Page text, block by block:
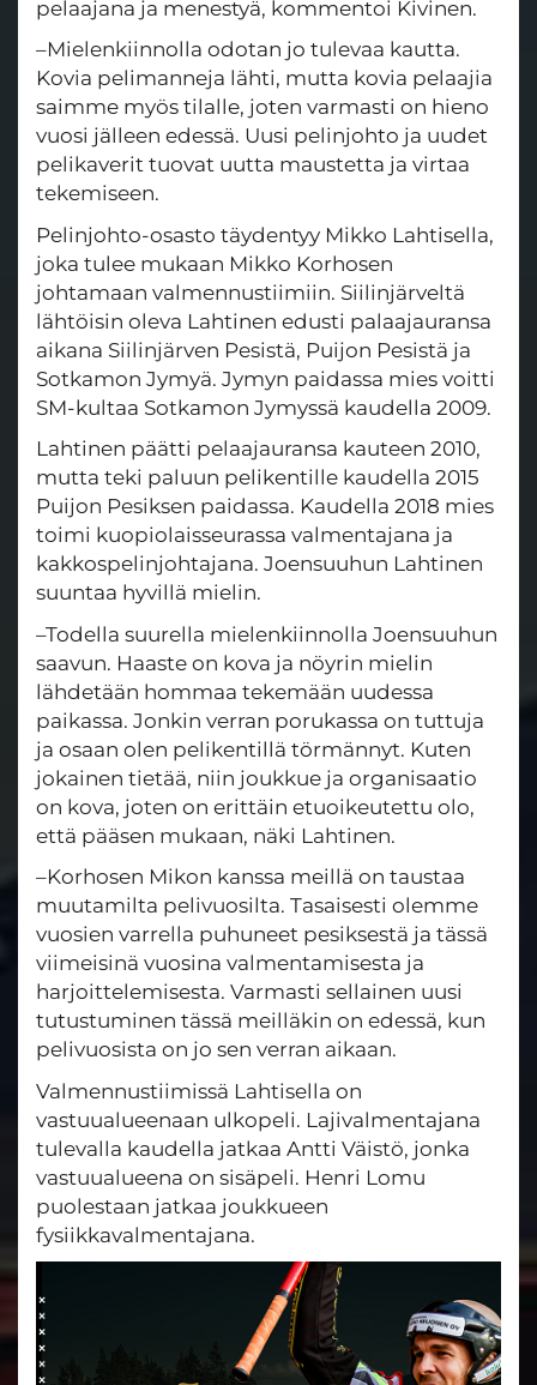
pelaajana ja menestyä, kommentoi Kivinen.
–Mielenkiinnolla odotan jo tulevaa kautta.
Kovia pelimanneja lähti, mutta kovia pelaajia
saimme myös tilalle, joten varmasti on hieno
vuosi jälleen edessä. Uusi pelinjohto ja uudet
pelikaverit tuovat uutta maustetta ja virtaa
tekemiseen.
Pelinjohto-osasto täydentyy Mikko Lahtisella,
joka tulee mukaan Mikko Korhosen
johtamaan valmennustiimiin. Siilinjärveltä
lähtöisin oleva Lahtinen edusti palaajauransa
aikana Siilinjärven Pesistä, Puijon Pesistä ja
Sotkamon Jymyä. Jymyn paidassa mies voitti
SM-kultaa Sotkamon Jymyssä kaudella 2009.
Lahtinen päätti pelaajauransa kauteen 2010,
mutta teki paluun pelikentille kaudella 2015
Puijon Pesiksen paidassa. Kaudella 2018 mies
toimi kuopiolaisseurassa valmentajana ja
kakkospelinjohtajana. Joensuuhun Lahtinen
suuntaa hyvillä mielin.
–Todella suurella mielenkiinnolla Joensuuhun
saavun. Haaste on kova ja nöyrin mielin
lähdetään hommaa tekemään uudessa
paikassa. Jonkin verran porukassa on tuttuja
ja osaan olen pelikentillä törmännyt. Kuten
jokainen tietää, niin joukkue ja organisaatio
on kova, joten on erittäin etuoikeutettu olo,
että pääsen mukaan, näki Lahtinen.
–Korhosen Mikon kanssa meillä on taustaa
muutamilta pelivuosilta. Tasaisesti olemme
vuosien varrella puhuneet pesiksestä ja tässä
viimeisinä vuosina valmentamisesta ja
harjoittelemisesta. Varmasti sellainen uusi
tutustuminen tässä meilläkin on edessä, kun
pelivuosista on jo sen verran aikaan.
Valmennustiimissä Lahtisella on
vastuualueenaan ulkopeli. Lajivalmentajana
tulevalla kaudella jatkaa Antti Väistö, jonka
vastuualueena on sisäpeli. Henri Lomu
puolestaan jatkaa joukkueen
fysiikkavalmentajana.